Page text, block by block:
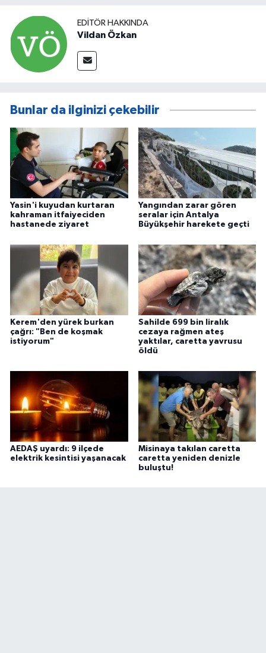
EDITÖR HAKKINDA
Vildan Özkan
Bunlar da ilginizi çekebilir
Yasin'i kuyudan kurtaran
kahraman itfaiyeciden
hastanede ziyaret
Yangından zarar gören
seralar için Antalya
Büyükşehir harekete geçti
Kerem'den yürek burkan
çağrı: "Ben de koşmak
istiyorum"
Sahilde 699 bin liralık
cezaya rağmen ateş
yaktılar, caretta yavrusu
öldü
AEDAŞ uyardı: 9 ilçede
elektrik kesintisi yaşanacak
Misinaya takılan caretta
caretta yeniden denizle
buluştu!